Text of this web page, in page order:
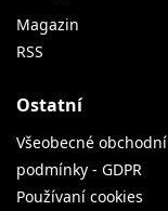
Magazin
RSS
Ostatní
Všeobecné obchodní
podmínky - GDPR
Používaní cookies